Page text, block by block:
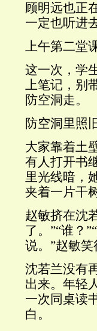
顾明远也正
一定也听进
上午第二堂
这一次，学
上笔记，别
防空洞走。
防空洞里照
大家靠着土
有人打开书
里光线暗，
夹着一片干
赵敏挤在沈
了。”“谁？
说。”赵敏
沈若兰没有
出来。年轻
一次同桌读
白。